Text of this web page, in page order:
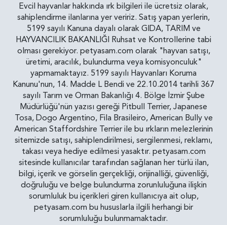
Evcil hayvanlar hakkında ırk bilgileri ile ücretsiz olarak,
sahiplendirme ilanlarına yer veririz. Satış yapan yerlerin,
5199 sayılı Kanuna dayalı olarak GIDA, TARIM ve
HAYVANCILIK BAKANLIĞI Ruhsat ve Kontrollerine tabi
olması gerekiyor. petyasam.com olarak "hayvan satışı,
üretimi, aracılık, bulundurma veya komisyonculuk"
yapmamaktayız. 5199 sayılı Hayvanları Koruma
Kanunu'nun, 14. Madde L Bendi ve 22.10.2014 tarihli 367
sayılı Tarım ve Orman Bakanlığı 4. Bölge İzmir Şube
Müdürlüğü'nün yazısı gereği Pitbull Terrier, Japanese
Tosa, Dogo Argentino, Fila Brasileiro, American Bully ve
American Staffordshire Terrier ile bu ırkların melezlerinin
sitemizde satışı, sahiplendirilmesi, sergilenmesi, reklamı,
takası veya hediye edilmesi yasaktır. petyasam.com
sitesinde kullanıcılar tarafından sağlanan her türlü ilan,
bilgi, içerik ve görselin gerçekliği, orijinalliği, güvenliği,
doğruluğu ve belge bulundurma zorunluluğuna ilişkin
sorumluluk bu içerikleri giren kullanıcıya ait olup,
petyasam.com bu hususlarla ilgili herhangi bir
sorumluluğu bulunmamaktadır.